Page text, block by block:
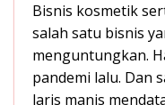
Bisnis kosmetik
salah satu bisnis
menguntungkan.
pandemi lalu. Dan
laris manis